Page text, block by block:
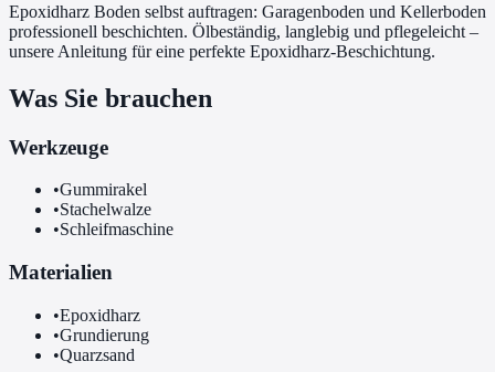
Epoxidharz Boden selbst auftragen: Garagenboden und Kellerboden
professionell beschichten. Ölbeständig, langlebig und pflegeleicht –
unsere Anleitung für eine perfekte Epoxidharz-Beschichtung.
Was Sie brauchen
Werkzeuge
•Gummirakel
•Stachelwalze
•Schleifmaschine
Materialien
•Epoxidharz
•Grundierung
•Quarzsand